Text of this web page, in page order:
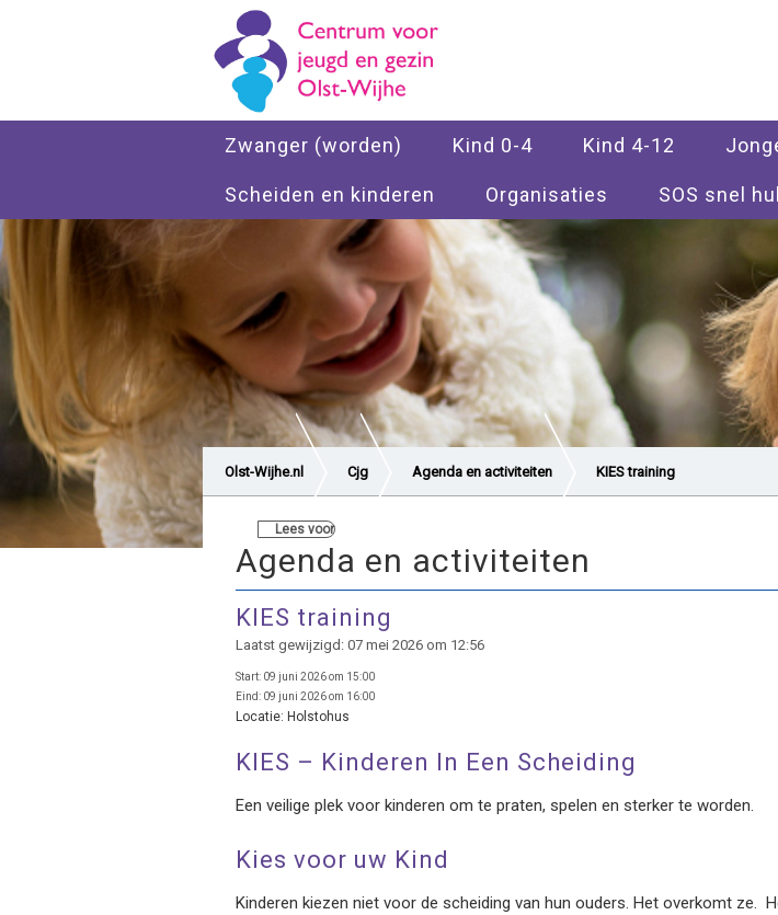
Zwanger (worden) Kind 0-4 Kind 4-12
Scheiden en kinderen Organisaties SOS snel
Olst-Wijhe.nl Cjg Agenda en activiteiten KIES training
Lees voor
Agenda en activiteiten
KIES training
Laatst gewijzigd: 07 mei 2026 om 12:56
Start: 09 juni 2026 om 15:00
Eind: 09 juni 2026 om 16:00
Locatie: Holstohus
KIES – Kinderen In Een Scheiding
Een veilige plek voor kinderen om te praten, spelen en sterker te worden.
Kies voor uw Kind
Kinderen kiezen niet voor de scheiding van hun ouders. Het overkomt ze.